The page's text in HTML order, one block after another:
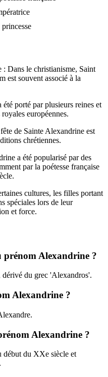
Dans le christianisme, Saint
est souvent associé à la
porté par plusieurs reines et
européennes.
de Sainte Alexandrine est
chrétiennes.
a été popularisé par des
par la poétesse française
cultures, les filles portant
spéciales lors de leur
et force.
prénom Alexandrine ?
du grec 'Alexandros'.
Alexandrine ?
Alexandrine ?
début du XXe siècle et